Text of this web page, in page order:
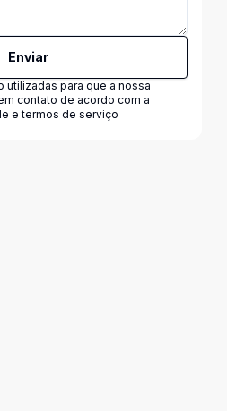
Enviar
utilizadas para que a nossa
contato de acordo com a
e termos de serviço